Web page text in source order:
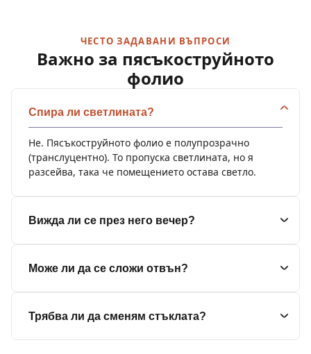
ЧЕСТО ЗАДАВАНИ ВЪПРОСИ
Важно за пясъкоструйното
фолио
Спира ли светлината?
Не. Пясъкоструйното фолио е полупрозрачно
(транслуцентно). То пропуска светлината, но я
разсейва, така че помещението остава светло.
Вижда ли се през него вечер?
Може ли да се сложи отвън?
Трябва ли да сменям стъклата?